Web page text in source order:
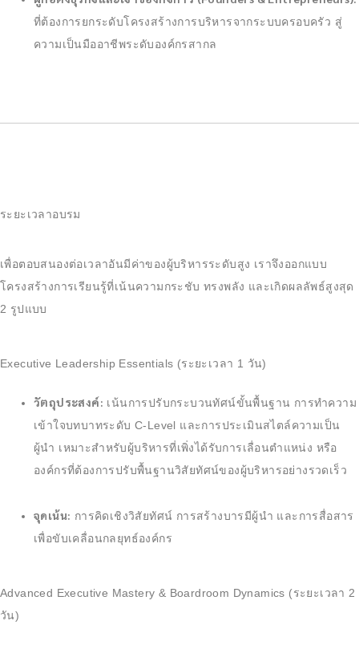
ที่ต้องการยกระดับโครงสร้างการบริหารจากระบบครอบครัว สู่
ความเป็นมืออาชีพระดับองค์กรสากล
ระยะเวลาอบรม
เพื่อตอบสนองต่อเวลาอันมีค่าของผู้บริหารระดับสูง เราจึงออกแบบ
โครงสร้างการเรียนรู้ที่เน้นความกระชับ ทรงพลัง และเกิดผลลัพธ์สูงสุด
2 รูปแบบ
Executive Leadership Essentials (ระยะเวลา 1 วัน)
วัตถุประสงค์: เน้นการปรับกระบวนทัศน์ขั้นพื้นฐาน การทำความ
เข้าใจบทบาทระดับ C-Level และการประเมินสไตล์ความเป็น
ผู้นำ เหมาะสำหรับผู้บริหารที่เพิ่งได้รับการเลื่อนตำแหน่ง หรือ
องค์กรที่ต้องการปรับพื้นฐานวิสัยทัศน์ของผู้บริหารอย่างรวดเร็ว
จุดเน้น: การคิดเชิงวิสัยทัศน์ การสร้างบารมีผู้นำ และการสื่อสาร
เพื่อขับเคลื่อนกลยุทธ์องค์กร
Advanced Executive Mastery & Boardroom Dynamics (ระยะเวลา 2
วัน)